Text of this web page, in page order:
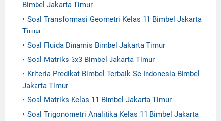
Bimbel Jakarta Timur
Soal Transformasi Geometri Kelas 11 Bimbel Jakarta
Timur
Soal Fluida Dinamis Bimbel Jakarta Timur
Soal Matriks 3x3 Bimbel Jakarta Timur
Kriteria Predikat Bimbel Terbaik Se-Indonesia Bimbel
Jakarta Timur
Soal Matriks Kelas 11 Bimbel Jakarta Timur
Soal Trigonometri Analitika Kelas 11 Bimbel Jakarta